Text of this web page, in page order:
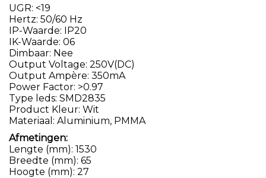
UGR: <19
Hertz: 50/60 Hz
IP-Waarde: IP20
IK-Waarde: 06
Dimbaar: Nee
Output Voltage: 250V(DC)
Output Ampère: 350mA
Power Factor: >0.97
Type leds: SMD2835
Product Kleur: Wit
Materiaal: Aluminium, PMMA
Afmetingen:
Lengte (mm): 1530
Breedte (mm): 65
Hoogte (mm): 27